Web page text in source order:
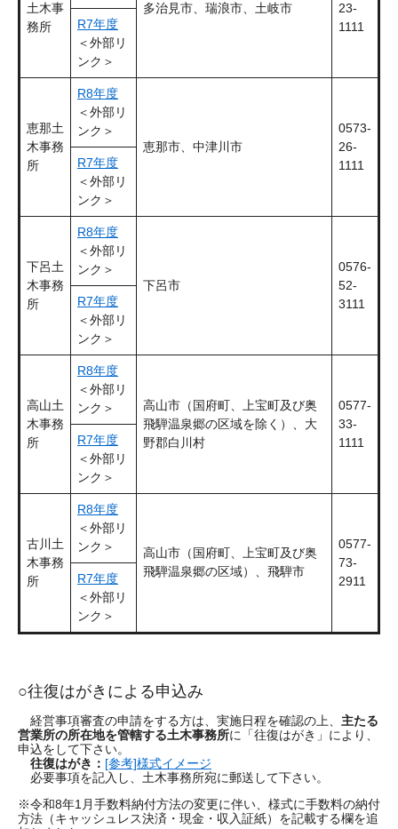
土木事
務所
多治見市、瑞浪市、土岐市
23-
1111
R7年度
＜外部リ
ンク＞
恵那土
木事務
所
R8年度
＜外部リ
ンク＞
恵那市、中津川市
0573-
26-
1111
R7年度
＜外部リ
ンク＞
下呂土
木事務
所
R8年度
＜外部リ
ンク＞
下呂市
0576-
52-
3111
R7年度
＜外部リ
ンク＞
高山土
木事務
所
R8年度
＜外部リ
ンク＞
高山市（国府町、上宝町及び奥
飛騨温泉郷の区域を除く）、大
野郡白川村
0577-
33-
1111
R7年度
＜外部リ
ンク＞
古川土
木事務
所
R8年度
＜外部リ
ンク＞
高山市（国府町、上宝町及び奥
飛騨温泉郷の区域）、飛騨市
0577-
73-
2911
R7年度
＜外部リ
ンク＞
○往復はがきによる申込み
経営事項審査の申請をする方は、実施日程を確認の上、 主たる
営業所の所在地を管轄する土木事務所に「往復はがき」により、
申込をして下さい。
往復はがき： [参考]様式イメージ
必要事項を記入し、土木事務所宛に郵送して下さい。
※令和8年1月手数料納付方法の変更に伴い、様式に手数料の納付
方法（キャッシュレス決済・現金・収入証紙）を記載する欄を追